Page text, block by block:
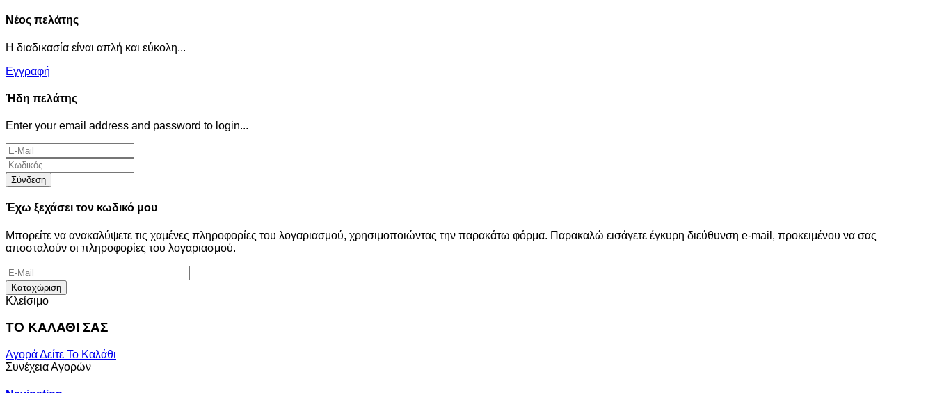
Νέος πελάτης
Η διαδικασία είναι απλή και εύκολη...
Εγγραφή
Ήδη πελάτης
Enter your email address and password to login...
Σύνδεση
Έχω ξεχάσει τον κωδικό μου
Μπορείτε να ανακαλύψετε τις χαμένες πληροφορίες του λογαριασμού, χρησιμοποιώντας την παρακάτω φόρμα. Παρακαλώ εισάγετε έγκυρη διεύθυνση e-mail, προκειμένου να σας
αποσταλούν οι πληροφορίες του λογαριασμού.
Καταχώριση
Κλείσιμο
ΤΟ ΚΑΛΑΘΙ ΣΑΣ
ΑγοράΔείτε Το Καλάθι
Συνέχεια Αγορών